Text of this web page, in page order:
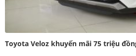
Toyota Veloz khuyến mãi 75 triệu